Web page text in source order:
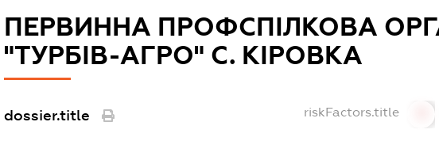
ПЕРВИННА ПРОФСПІЛКОВА
"ТУРБІВ-АГРО" С. КІРОВКА
dossier.title riskFactors.title